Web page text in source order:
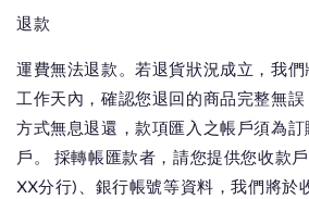
退款
運費無法退款。若退貨狀況成立，我
工作天內，確認您退回的商品完整無
方式無息退還，款項匯入之帳戶須為
戶。 採轉帳匯款者，請您提供您收款
XX分行)、銀行帳號等資料，我們將於